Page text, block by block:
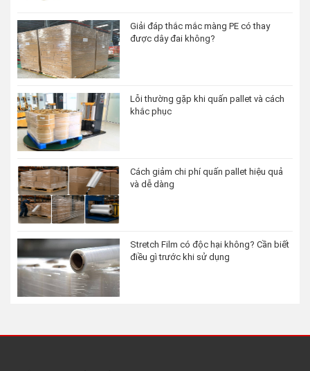
Giải đáp thắc mắc màng PE có thay
được dây đai không?
Lỗi thường gặp khi quấn pallet và cách
khắc phục
Cách giảm chi phí quấn pallet hiệu quả
và dễ dàng
Stretch Film có độc hại không? Cần biết
điều gì trước khi sử dụng